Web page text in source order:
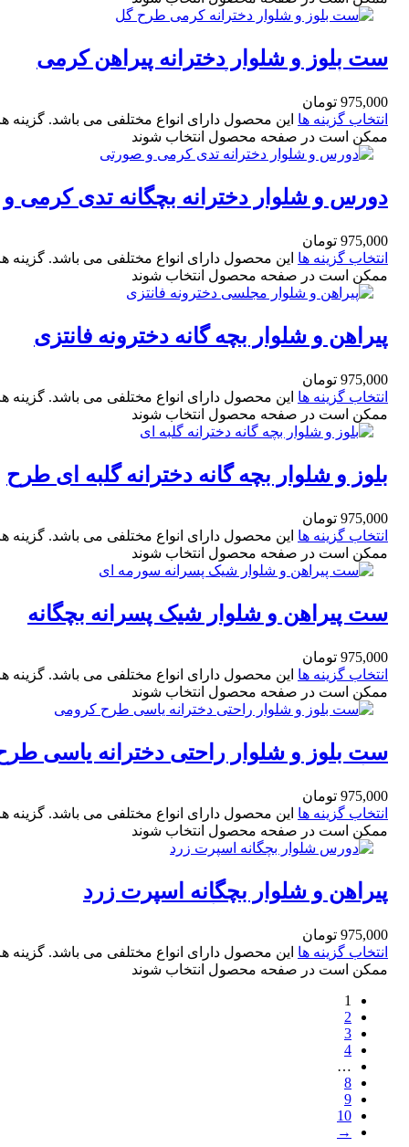
ست بلوز و شلوار دخترانه پیراهن کرمی
975,000 تومان
انتخاب گزینه ها این محصول دارای انواع مختلفی می باشد. گزینه
ممکن است در صفحه محصول انتخاب شوند
دورس و شلوار دخترانه بچگانه تدی کرمی و
975,000 تومان
انتخاب گزینه ها این محصول دارای انواع مختلفی می باشد. گزینه
ممکن است در صفحه محصول انتخاب شوند
پیراهن و شلوار بچه گانه دخترونه فانتزی
975,000 تومان
انتخاب گزینه ها این محصول دارای انواع مختلفی می باشد. گزینه
ممکن است در صفحه محصول انتخاب شوند
بلوز و شلوار بچه گانه دخترانه گلبه ای طرح
975,000 تومان
انتخاب گزینه ها این محصول دارای انواع مختلفی می باشد. گزینه
ممکن است در صفحه محصول انتخاب شوند
ست پیراهن و شلوار شیک پسرانه بچگانه
975,000 تومان
انتخاب گزینه ها این محصول دارای انواع مختلفی می باشد. گزینه
ممکن است در صفحه محصول انتخاب شوند
ست بلوز و شلوار راحتی دخترانه یاسی
975,000 تومان
انتخاب گزینه ها این محصول دارای انواع مختلفی می باشد. گزینه
ممکن است در صفحه محصول انتخاب شوند
پیراهن و شلوار بچگانه اسپرت زرد
975,000 تومان
انتخاب گزینه ها این محصول دارای انواع مختلفی می باشد. گزینه
ممکن است در صفحه محصول انتخاب شوند
1
2
3
4
…
8
9
10
→